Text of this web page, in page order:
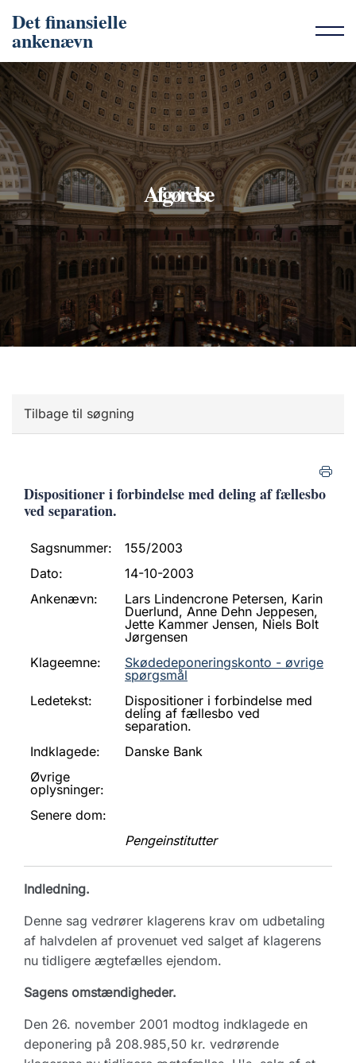
Det finansielle
ankenævn
Afgørelse
Tilbage til søgning
Dispositioner i forbindelse med deling af fællesbo
ved separation.
Sagsnummer:
155/2003
Dato:
14-10-2003
Ankenævn:
Lars Lindencrone Petersen, Karin
Duerlund, Anne Dehn Jeppesen,
Jette Kammer Jensen, Niels Bolt
Jørgensen
Klageemne:
Skødedeponeringskonto - øvrige
spørgsmål
Ledetekst:
Dispositioner i forbindelse med
deling af fællesbo ved
separation.
Indklagede:
Danske Bank
Øvrige
oplysninger:
Senere dom:
Pengeinstitutter
Indledning.
Denne sag vedrører klagerens krav om udbetaling
af halvdelen af provenuet ved salget af klagerens
nu tidligere ægtefælles ejendom.
Sagens omstændigheder.
Den 26. november 2001 modtog indklagede en
deponering på 208.985,50 kr. vedrørende